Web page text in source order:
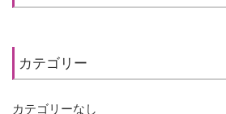
カテゴリー
カテゴリーなし